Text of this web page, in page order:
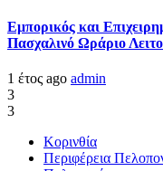
Εμπορικός και
Πασχαλινό Ωράριο
1 έτος ago admin
3
3
Κορινθία
Περιφέρεια